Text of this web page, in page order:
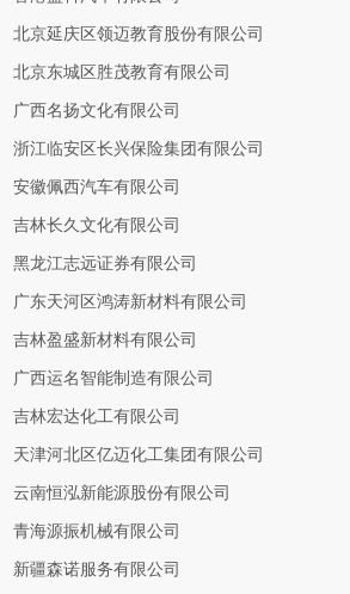
北京延庆区领迈教育股份有限公司
北京东城区胜茂教育有限公司
广西名扬文化有限公司
浙江临安区长兴保险集团有限公司
安徽佩西汽车有限公司
吉林长久文化有限公司
黑龙江志远证券有限公司
广东天河区鸿涛新材料有限公司
吉林盈盛新材料有限公司
广西运名智能制造有限公司
吉林宏达化工有限公司
天津河北区亿迈化工集团有限公司
云南恒泓新能源股份有限公司
青海源振机械有限公司
新疆森诺服务有限公司